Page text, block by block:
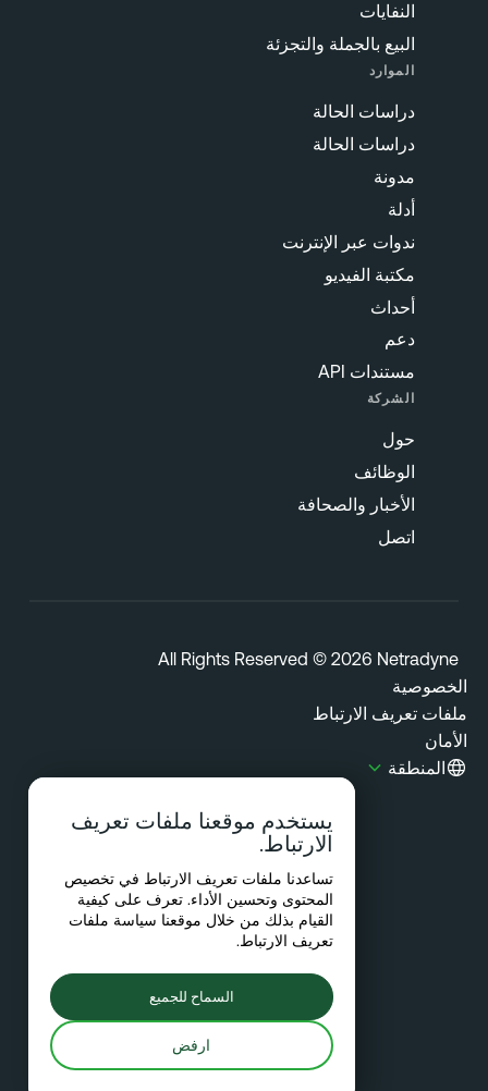
النفايات
البيع بالجملة والتجزئة
الموارد
دراسات الحالة
دراسات الحالة
مدونة
ندوات عبر الإنترنت
مكتبة الفيديو
أحداث
مستندات API
الشركة
الوظائف
الأخبار والصحافة
اتصل
All Rights Reserved © 2026
تعريف الارتباط
المنطقة
يستخدم موقعنا ملفات تعريف
الارتباط.
تساعدنا ملفات تعريف الارتباط في تخصيص
المحتوى وتحسين الأداء. تعرف على كيفية
القيام بذلك من خلال موقعناسياسة ملفات
تعريف الارتباط.
السماح للجميع
ارفض